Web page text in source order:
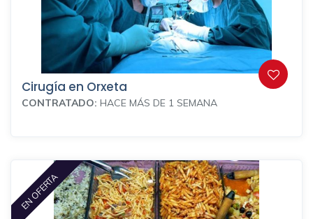
Cirugía en Orxeta
CONTRATADO: HACE MÁS DE 1 SEMANA
EN OFERTA